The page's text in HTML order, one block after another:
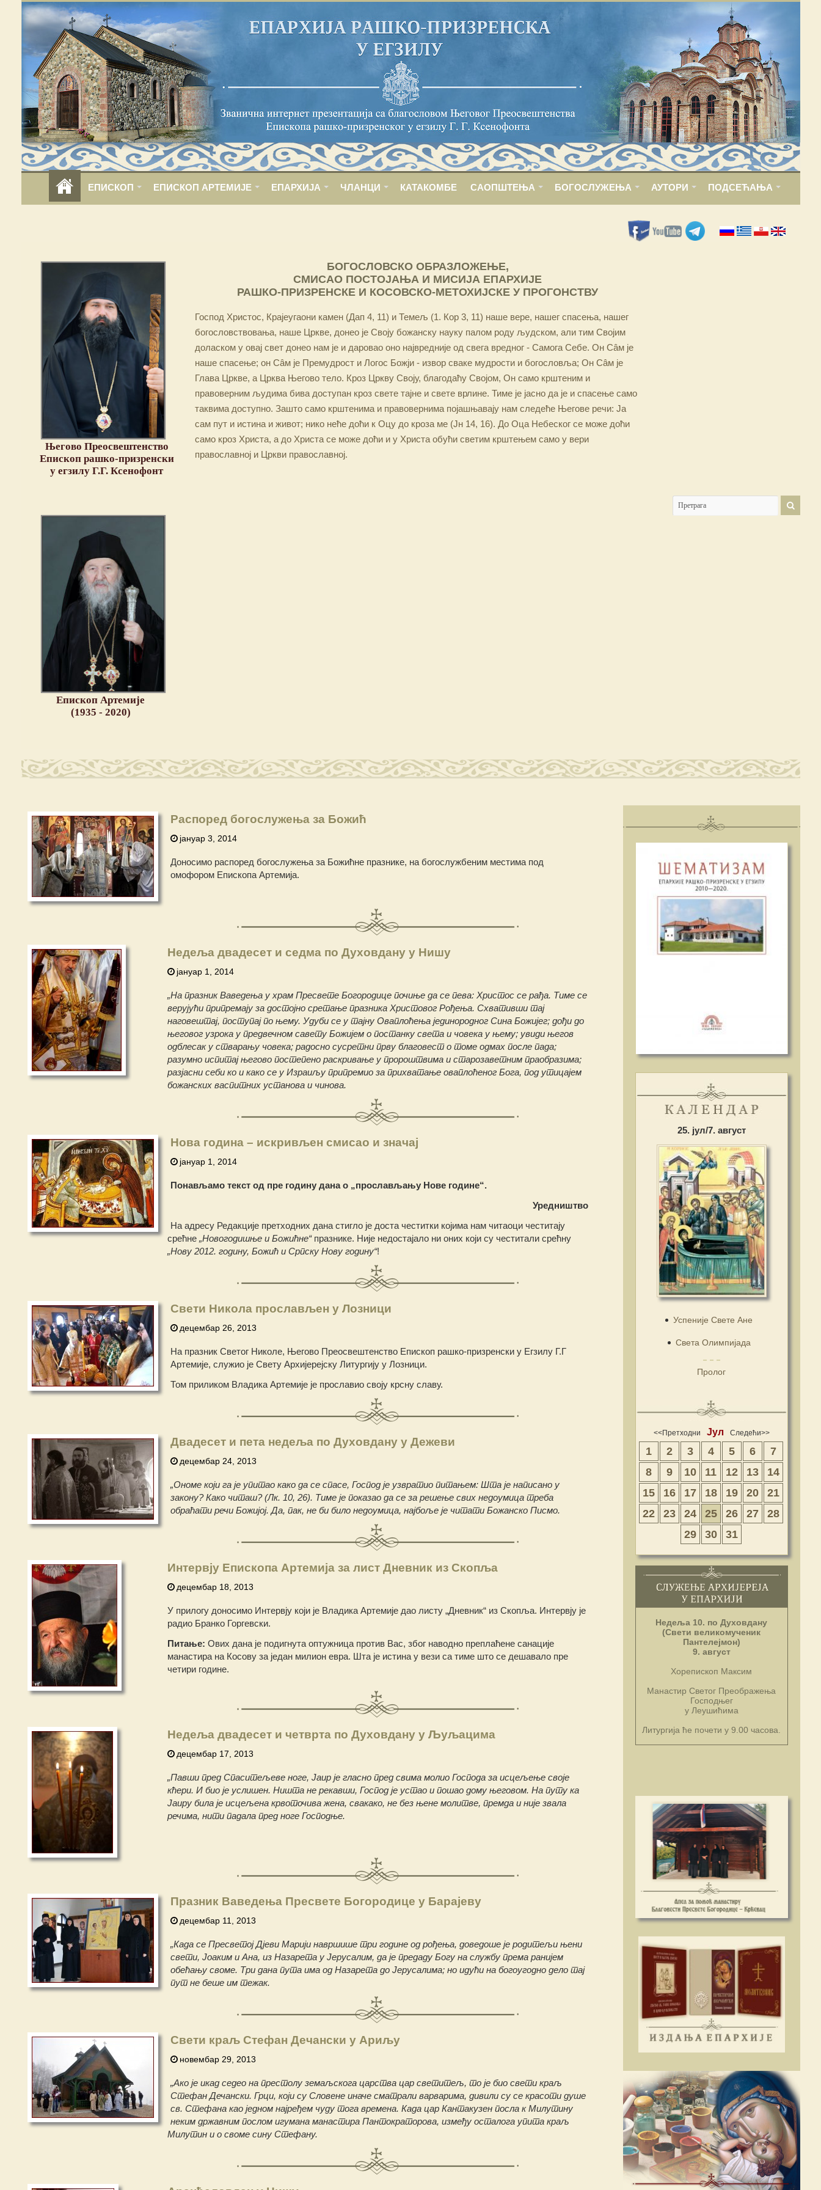
ЕПИСКОП ЕПИСКОП АРТЕМИЈЕ ЕПАРХИЈА ЧЛАНЦИ КАТАКОМБЕ САОПШТЕЊА БОГОСЛУЖЕЊА АУТОРИ ПОДСЕЋАЊА
Његово Преосвештенство
Епископ рашко-призренски
у егзилу Г.Г. Ксенофонт
БОГОСЛОВСКО ОБРАЗЛОЖЕЊЕ,
СМИСАО ПОСТОЈАЊА И МИСИЈА ЕПАРХИЈЕ
РАШКО-ПРИЗРЕНСКЕ И КОСОВСКО-МЕТОХИЈСКЕ У ПРОГОНСТВУ
Господ Христос, Крајеугаони камен (Дап 4, 11) и Темељ (1. Кор 3, 11) наше вере, нашег спасења, нашег
богословствовања, наше Цркве, донео је Своју божанску науку палом роду људском, али тим Својим
доласком у овај свет донео нам је и даровао оно највредније од свега вредног - Самога Себе. Он Сâм је
наше спасење; он Сâм је Премудрост и Логос Божји - извор сваке мудрости и богословља; Он Сâм је
Глава Цркве, а Црква Његово тело. Кроз Цркву Своју, благодаћу Својом, Он само крштеним и
правоверним људима бива доступан кроз свете тајне и свете врлине. Тиме је јасно да је и спасење само
таквима доступно. Зашто само крштенима и правовернима појашњавају нам следеће Његове речи: Ја
сам пут и истина и живот; нико неће доћи к Оцу до кроза ме (Јн 14, 16). До Оца Небеског се може доћи
само кроз Христа, а до Христа се може доћи и у Христа обући светим крштењем само у вери
православној и Цркви православној.
Епископ Артемије
(1935 - 2020)
Распоред богослужења за Божић
јануар 3, 2014
Доносимо распоред богослужења за Божићне празнике, на богослужбеним местима под
омофором Епископа Артемија.
Недеља двадесет и седма по Духовдану у Нишу
јануар 1, 2014
„На празник Ваведења у храм Пресвете Богородице почиње да се пева: Христос се рађа. Тиме се
верујући припремају за достојно сретање празника Христовог Рођења. Схвативши тај
наговештај, поступај по њему. Удуби се у тајну Оваплоћења јединородног Сина Божијег; дођи до
његовог узрока у предвечном савету Божијем о постанку света и човека у њему; увиди његов
одблесак у стварању човека; радосно сусретни прву благовест о томе одмах после пада;
разумно испитај његово постепено раскривање у пророштвима и старозаветним праобразима;
разјасни себи ко и како се у Израиљу припремио за прихватање оваплоћеног Бога, под утицајем
божанских васпитних установа и чинова.
Нова година – искривљен смисао и значај
јануар 1, 2014
Понављамо текст од пре годину дана о „прослављању Нове године“.
Уредништво
На адресу Редакције претходних дана стигло је доста честитки којима нам читаоци честитају
срећне „Новогодишње и Божићне“празнике. Није недостајало ни оних који су честитали срећну
„Нову 2012. годину, Божић и Српску Нову годину“!
Свети Никола прослављен у Лозници
децембар 26, 2013
На празник Светог Николе, Његово Преосвештенство Епископ рашко-призренски у Егзилу Г.Г
Артемије, служио је Свету Архијерејску Литургију у Лозници.
Том приликом Владика Артемије је прославио своју крсну славу.
Двадесет и пета недеља по Духовдану у Дежеви
децембар 24, 2013
„Ономе који га је упитао како да се спасе, Господ је узвратио питањем: Шта је написано у
закону? Како читаш? (Лк. 10, 26). Тиме је показао да се за решење свих недоумица треба
обраћати речи Божијој. Да, пак, не би било недоумица, најбоље је читати Божанско Писмо.
Интервју Епископа Артемија за лист Дневник из Скопља
децембар 18, 2013
У прилогу доносимо Интервју који је Владика Артемије дао листу „Дневник“ из Скопља. Интервју је
радио Бранко Горгевски.
Питање: Ових дана је подигнута оптужница против Вас, због наводно преплаћене санације
манастира на Косову за један милион евра. Шта је истина у вези са тиме што се дешавало пре
четири године.
Недеља двадесет и четврта по Духовдану у Љуљацима
децембар 17, 2013
„Павши пред Спаситељеве ноге, Јаир је гласно пред свима молио Господа за исцељење своје
кћери. И био је услишен. Ништа не рекавши, Господ је устао и пошао дому његовом. На путу ка
Јаиру била је исцељена крвоточива жена, свакако, не без њене молитве, премда и није звала
речима, нити падала пред ноге Господње.
Празник Ваведења Пресвете Богородице у Барајеву
децембар 11, 2013
„Када се Пресветој Дјеви Марији навршише три године од рођења, доведоше је родитељи њени
свети, Јоаким и Ана, из Назарета у Јерусалим, да је предаду Богу на службу према ранијем
обећању своме. Три дана пута има од Назарета до Јерусалима; но идући на богоугодно дело тај
пут не беше им тежак.
Свети краљ Стефан Дечански у Ариљу
новембар 29, 2013
„Ако је икад седео на престолу земаљскога царства цар светитељ, то је био свети краљ
Стефан Дечански. Грци, који су Словене иначе сматрали варварима, дивили су се красоти душе
св. Стефана као једном најређем чуду тога времена. Када цар Кантакузен посла к Милутину
неким државним послом игумана манастира Пантократорова, између осталога упита краљ
Милутин и о своме сину Стефану.
25. јул/7. август
Успеније Свете Ане
Света Олимпијада
Пролог
<<Претходни Јул Следећи>>
1 2 3 4 5 6
7
8
9 10 11 12 13
14
15
16 17 18 19 20
21
22
23 24 25 26 27
28
29
30 31
Недеља 10. по Духовдану
(Свети великомученик
Пантелејмон)
9. август
Хорепископ Максим
Манастир Светог Преображења
Господњег
у Леушићима
Литургија ће почети у 9.00 часова.